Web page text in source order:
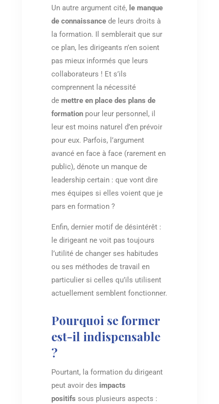
Un autre argument cité, le manque
de connaissance de leurs droits à
la formation. Il semblerait que sur
ce plan, les dirigeants n’en soient
pas mieux informés que leurs
collaborateurs ! Et s’ils
comprennent la nécessité
de mettre en place des plans de
formation pour leur personnel, il
leur est moins naturel d’en prévoir
pour eux. Parfois, l’argument
avancé en face à face (rarement en
public), dénote un manque de
leadership certain : que vont dire
mes équipes si elles voient que je
pars en formation ?
Enfin, dernier motif de désintérêt :
le dirigeant ne voit pas toujours
l’utilité de changer ses habitudes
ou ses méthodes de travail en
particulier si celles qu’ils utilisent
actuellement semblent fonctionner.
Pourquoi se former
est-il indispensable
?
Pourtant, la formation du dirigeant
peut avoir des impacts
positifs sous plusieurs aspects :